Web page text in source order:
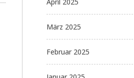
März 2025
Februar 2025